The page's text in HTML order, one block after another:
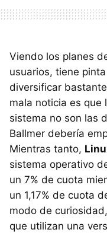
Viendo los planes
usuarios, tiene
diversificar
mala noticia es que
sistema no son las
Ballmer debería
Mientras tanto,
sistema operativo
un 7% de cuota
un 1,17% de cuota
modo de
que utilizan una